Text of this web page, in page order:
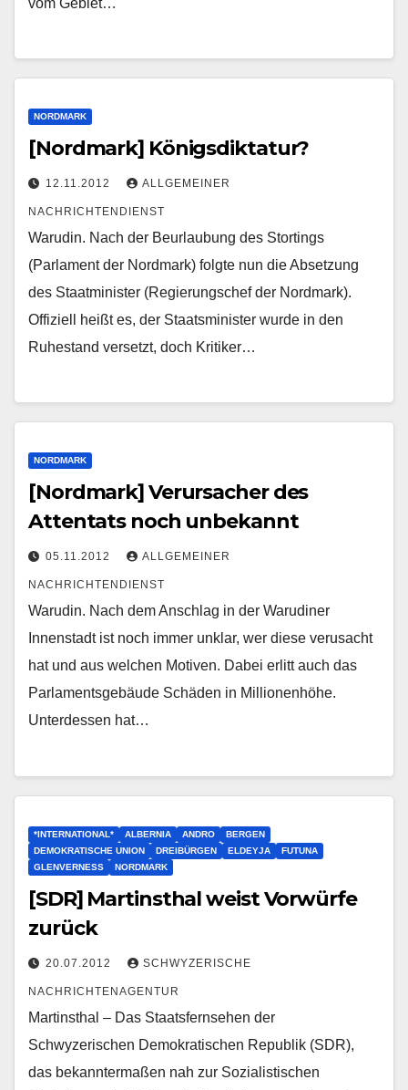
NORDMARK
[Nordmark] Königsdiktatur?
12.11.2012 ALLGEMEINER
NACHRICHTENDIENST
Warudin. Nach der Beurlaubung des Stortings
(Parlament der Nordmark) folgte nun die Absetzung
des Staatminister (Regierungschef der Nordmark).
Offiziell heißt es, der Staatsminister wurde in den
Ruhestand versetzt, doch Kritiker…
NORDMARK
[Nordmark] Verursacher des
Attentats noch unbekannt
05.11.2012 ALLGEMEINER
NACHRICHTENDIENST
Warudin. Nach dem Anschlag in der Warudiner
Innenstadt ist noch immer unklar, wer diese verusacht
hat und aus welchen Motiven. Dabei erlitt auch das
Parlamentsgebäude Schäden in Millionenhöhe.
Unterdessen hat…
*INTERNATIONAL* ALBERNIA ANDRO
BERGEN
DEMOKRATISCHE UNION
DREIBÜRGEN ELDEYJA
FUTUNA
GLENVERNESS
NORDMARK
[SDR] Martinsthal weist Vorwürfe
zurück
20.07.2012 SCHWYZERISCHE
NACHRICHTENAGENTUR
Martinsthal – Das Staatsfernsehen der
Schwyzerischen Demokratischen Republik (SDR),
das bekanntermaßen nah zur Sozialistischen